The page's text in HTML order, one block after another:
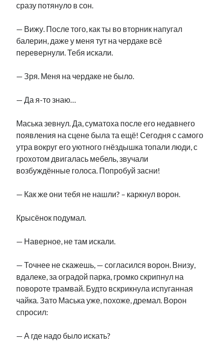
сразу потянуло в сон.
— Вижу. После того, как ты во вторник напугал
балерин, даже у меня тут на чердаке всё
перевернули. Тебя искали.
— Зря. Меня на чердаке не было.
— Да я-то знаю…
Маська зевнул. Да, суматоха после его недавнего
появления на сцене была та ещё! Сегодня с самого
утра вокруг его уютного гнёздышка топали люди, с
грохотом двигалась мебель, звучали
возбуждённые голоса. Попробуй засни!
— Как же они тебя не нашли? – каркнул ворон.
Крысёнок подумал.
— Наверное, не там искали.
— Точнее не скажешь, — согласился ворон. Внизу,
вдалеке, за оградой парка, громко скрипнул на
повороте трамвай. Будто вскрикнула испуганная
чайка. Зато Маська уже, похоже, дремал. Ворон
спросил:
— А где надо было искать?